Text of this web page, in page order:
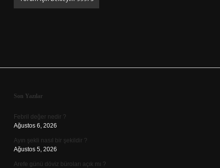
Sidebar
Son Yazılar
Febril değer nedir ?
Ağustos 6, 2026
Ayın şekli nasıl bir şekildir ?
Ağustos 5, 2026
Arefe günü döviz büroları açık mı ?